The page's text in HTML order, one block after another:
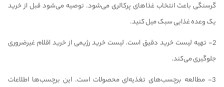
گرسنگی باعث انتخاب غذاهای پرکالری می‌شود. توصیه می‌شود قبل از خرید
یک وعده غذایی سبک میل کنید.
2- تهیه لیست خرید دقیق است. لیست خرید رژیمی از خرید اقلام غیرضروری
جلوگیری می‌کند.
3- مطالعه برچسب‌های تغذیه‌ای محصولات است. این برچسب‌ها اطلاعات